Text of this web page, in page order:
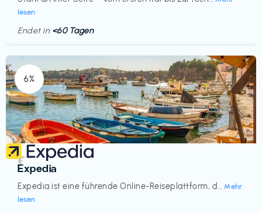
lesen
Endet in <60 Tagen
6%
Reisen
Expedia
Expedia ist eine führende Online-Reiseplattform, d... Mehr
lesen
€‎